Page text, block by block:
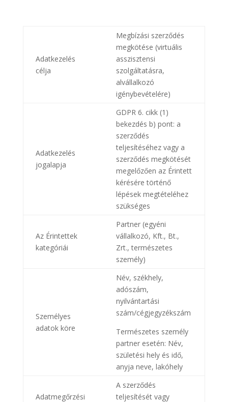
Adatkezelés
célja
Megbízási szerződés
megkötése (virtuális
asszisztensi
szolgáltatásra,
alvállalkozó
igénybevételére)
Adatkezelés
jogalapja
GDPR 6. cikk (1)
bekezdés b) pont: a
szerződés
teljesítéséhez vagy a
szerződés megkötését
megelőzően az Érintett
kérésére történő
lépések megtételéhez
szükséges
Az Érintettek
kategóriái
Partner (egyéni
vállalkozó, Kft., Bt.,
Zrt., természetes
személy)
Személyes
adatok köre
Név, székhely,
adószám,
nyilvántartási
szám/cégjegyzékszám
Természetes személy
partner esetén: Név,
születési hely és idő,
anyja neve, lakóhely
Adatmegőrzési
A szerződés
teljesítését vagy